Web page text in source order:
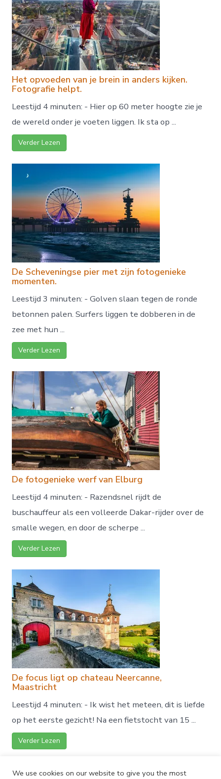
Het opvoeden van je brein in anders kijken.
Fotografie helpt.
Leestijd 4 minuten: - Hier op 60 meter hoogte zie je
de wereld onder je voeten liggen. Ik sta op ...
Verder Lezen
De Scheveningse pier met zijn fotogenieke
momenten.
Leestijd 3 minuten: - Golven slaan tegen de ronde
betonnen palen. Surfers liggen te dobberen in de
zee met hun ...
Verder Lezen
De fotogenieke werf van Elburg
Leestijd 4 minuten: - Razendsnel rijdt de
buschauffeur als een volleerde Dakar-rijder over de
smalle wegen, en door de scherpe ...
Verder Lezen
De focus ligt op chateau Neercanne,
Maastricht
Leestijd 4 minuten: - Ik wist het meteen, dit is liefde
op het eerste gezicht! Na een fietstocht van 15 ...
Verder Lezen
We use cookies on our website to give you the most